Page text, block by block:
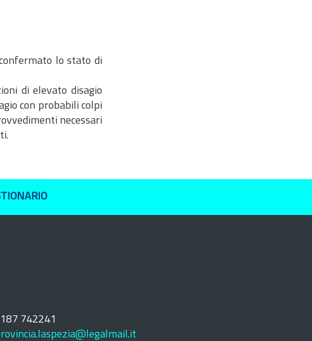
lo stato di
di elevato disagio
con probabili colpi
necessari
742241